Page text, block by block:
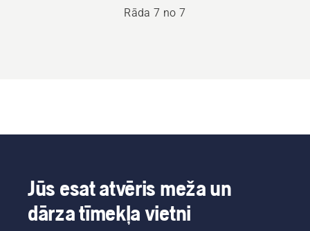
Rāda 7 no 7
Jūs esat atvēris meža un
dārza tīmekļa vietni